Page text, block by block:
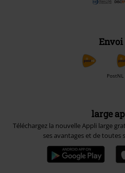
Envoi
PostNL
large
Téléchargez la nouvelle Appli large
ses avantages et de toutes